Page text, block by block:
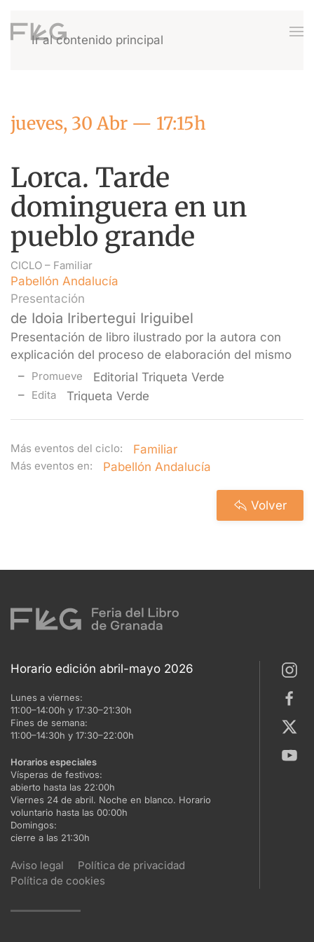
Ir al contenido principal
jueves, 30 Abr — 17:15h
Lorca. Tarde
dominguera en un
pueblo grande
CICLO – Familiar
Pabellón Andalucía
Presentación
de Idoia Iribertegui Iriguibel
Presentación de libro ilustrado por la autora con
explicación del proceso de elaboración del mismo
Promueve Editorial Triqueta Verde
Edita Triqueta Verde
Más eventos del ciclo: Familiar
Más eventos en: Pabellón Andalucía
Volver
Horario edición abril-mayo 2026
Lunes a viernes:
11:00–14:00h y 17:30–21:30h
Fines de semana:
11:00–14:30h y 17:30–22:00h
Horarios especiales
Vísperas de festivos:
abierto hasta las 22:00h
Viernes 24 de abril. Noche en blanco. Horario
voluntario hasta las 00:00h
Domingos:
cierre a las 21:30h
Aviso legal
Política de privacidad
Política de cookies